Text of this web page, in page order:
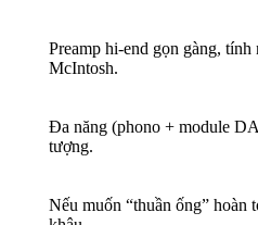
Preamp hi-end gọn gàng,
McIntosh.
Đa năng (phono + module
tượng.
Nếu muốn “thuần ống” hoàn